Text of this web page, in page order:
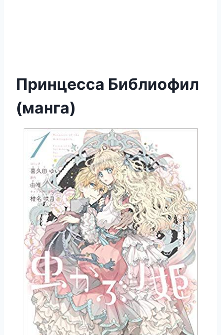
Принцесса Библиофил
(манга)